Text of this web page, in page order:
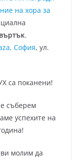
на хора за
.
София, ул.
са поканени!
съберем
успехите на
молим да